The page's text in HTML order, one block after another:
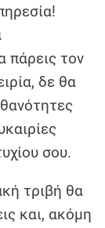
πάρεις τον
δε θα
σου.
τριβή θα
και, ακόμη